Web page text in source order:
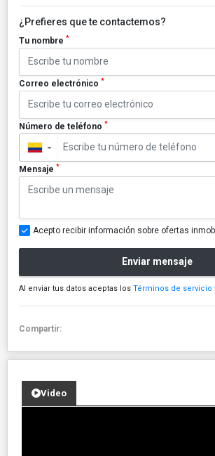
¿Prefieres que te contactemos?
Tu nombre *
Correo electrónico *
Número de teléfono *
▼
Mensaje *
Acepto recibir información sobre ofertas
Enviar mensaje
Al enviar tus datos aceptas los Términos de servicio
Compartir:
Video